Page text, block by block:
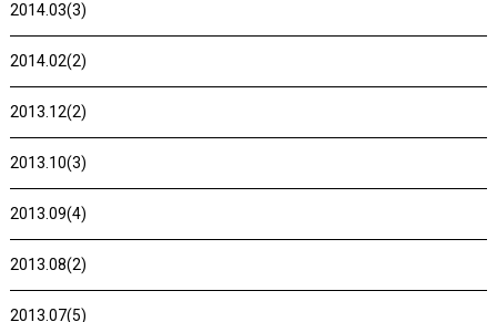
2014.03(3)
2014.02(2)
2013.12(2)
2013.10(3)
2013.09(4)
2013.08(2)
2013.07(5)